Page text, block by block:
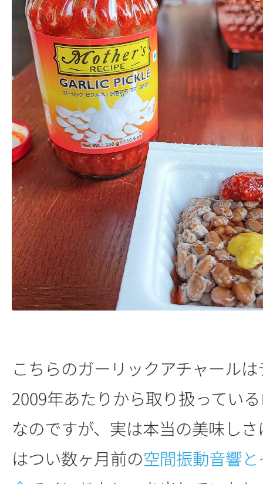
こちらのガーリックアチャール
2009年あたりから取り扱ってい
なのですが、実は本当の美味し
はつい数ヶ月前の空間振動音響